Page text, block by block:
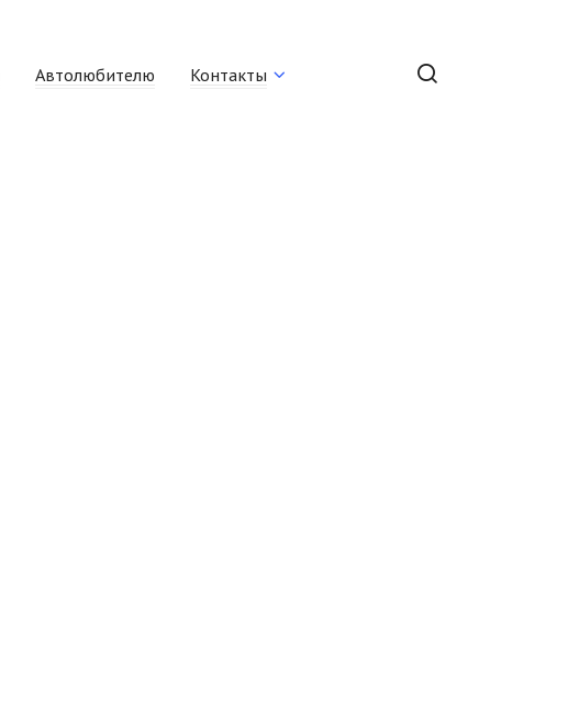
Автолюбителю Контакты